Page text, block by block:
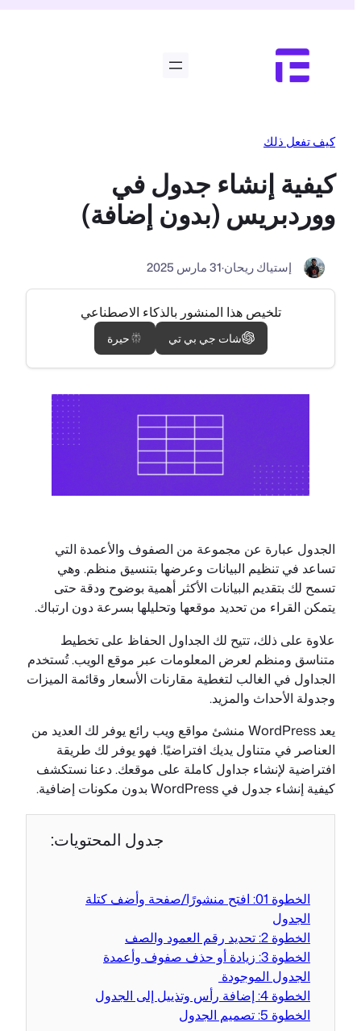
كيف تفعل ذلك
كيفية إنشاء جدول في
ووردبريس (بدون إضافة)
إستياك ريحان·31 مارس 2025
تلخيص هذا المنشور بالذكاء الاصطناعي
شات جي بي تي حيرة
الجدول عبارة عن مجموعة من الصفوف والأعمدة التي
تساعد في تنظيم البيانات وعرضها بتنسيق منظم. وهي
تسمح لك بتقديم البيانات الأكثر أهمية بوضوح ودقة حتى
يتمكن القراء من تحديد موقعها وتحليلها بسرعة دون ارتباك.
علاوة على ذلك، تتيح لك الجداول الحفاظ على تخطيط
متناسق ومنظم لعرض المعلومات عبر موقع الويب. تُستخدم
الجداول في الغالب لتغطية مقارنات الأسعار وقائمة الميزات
وجدولة الأحداث والمزيد.
يعد WordPress منشئ مواقع ويب رائع يوفر لك العديد من
العناصر في متناول يديك افتراضيًا. فهو يوفر لك طريقة
افتراضية لإنشاء جداول كاملة على موقعك. دعنا نستكشف
كيفية إنشاء جدول في WordPress بدون مكونات إضافية.
جدول المحتويات:
الخطوة 01: افتح منشورًا/صفحة وأضف كتلة
الجدول
الخطوة 2: تحديد رقم العمود والصف
الخطوة 3: زيادة أو حذف صفوف وأعمدة
الجدول الموجودة
الخطوة 4: إضافة رأس وتذييل إلى الجدول
الخطوة 5: تصميم الجدول